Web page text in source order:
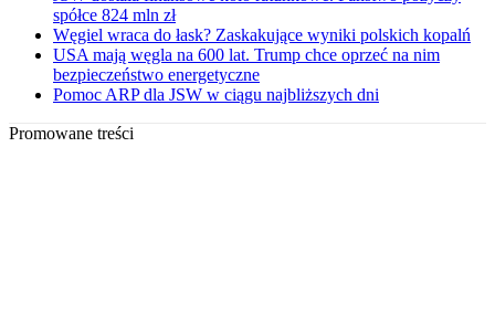
spółce 824 mln zł
Węgiel wraca do łask? Zaskakujące wyniki polskich kopalń
USA mają węgla na 600 lat. Trump chce oprzeć na nim
bezpieczeństwo energetyczne
Pomoc ARP dla JSW w ciągu najbliższych dni
Promowane treści